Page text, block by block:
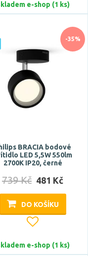
e-shop (1 ks)
-35%
BRACIA bodové
LED 5,5W 550lm
2700K IP20, černé
739 Kč 481 Kč
DO KOŠÍKU
e-shop (1 ks)